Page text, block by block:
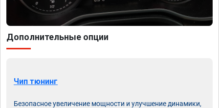
Дополнительные опции
Чип тюнинг
Безопасное увеличение мощности и улучшение динамики,